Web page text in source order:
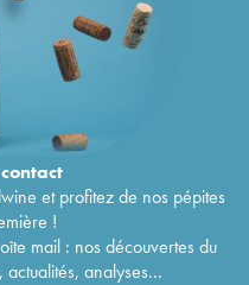
contact
et profitez de nos pépites
!
mail : nos découvertes du
actualités, analyses...